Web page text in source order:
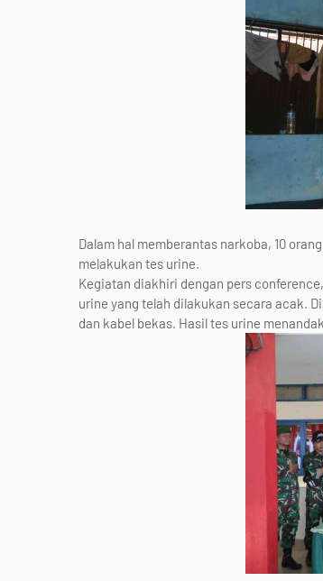
Dalam hal memberantas narkoba, 10
melakukan tes urine.
Kegiatan diakhiri dengan pers
urine yang telah dilakukan secara acak.
dan kabel bekas. Hasil tes urine